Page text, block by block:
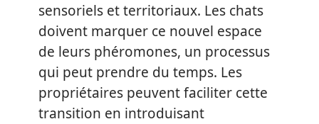
sensoriels et territoriaux. Les chats
doivent marquer ce nouvel espace
de leurs phéromones, un processus
qui peut prendre du temps. Les
propriétaires peuvent faciliter cette
transition en introduisant